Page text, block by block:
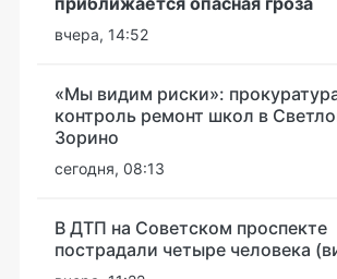
вчера, 14:52
«Мы видим риски»:
контроль ремонт школ в
Зорино
сегодня, 08:13
В ДТП на Советском проспекте
пострадали четыре человека